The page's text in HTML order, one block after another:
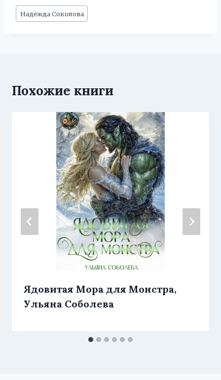
Метки
записи:
Надежда Соколова
Похожие книги
Ядовитая Мора для Монстра,
Ульяна Соболева